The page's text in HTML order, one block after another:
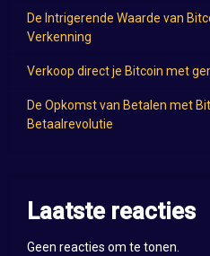
De Intrigerende Waarde van
Verkenning
Verkoop direct je Bitcoin met
De Opkomst van Betalen met
Betaalrevolutie
Laatste reacties
Geen reacties om te tonen.